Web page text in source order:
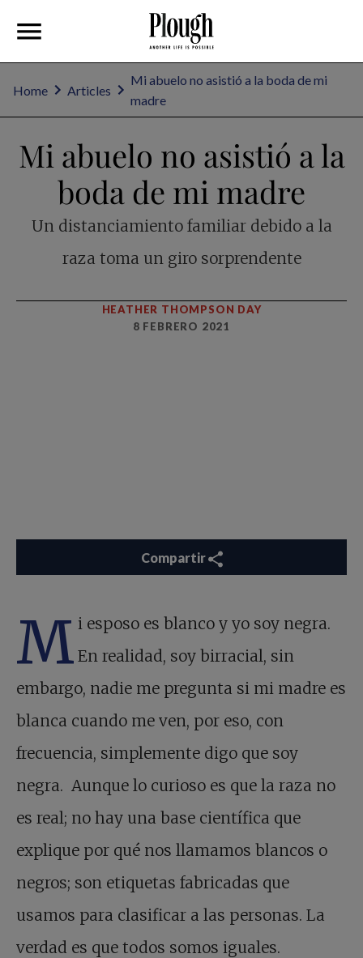
Home Articles
Mi abuelo no asistió a la boda de mi
madre
Mi abuelo no asistió a la
boda de mi madre
Un distanciamiento familiar debido a la
raza toma un giro sorprendente
HEATHER THOMPSON DAY
8 FEBRERO 2021
Compartir
M i esposo es blanco y yo soy negra.
En realidad, soy birracial, sin
embargo, nadie me pregunta si mi madre es
blanca cuando me ven, por eso, con
frecuencia, simplemente digo que soy
negra. Aunque lo curioso es que la raza no
es real; no hay una base científica que
explique por qué nos llamamos blancos o
negros; son etiquetas fabricadas que
usamos para clasificar a las personas. La
verdad es que todos somos iguales.